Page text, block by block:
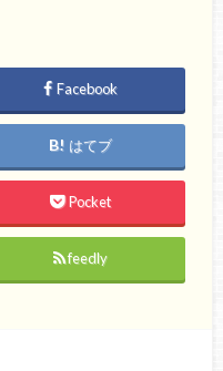
Facebook
はてブ
Pocket
feedly